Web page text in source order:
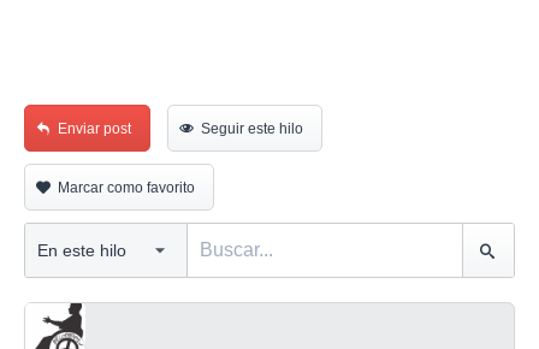
Enviar post Seguir este hilo
Marcar como favorito